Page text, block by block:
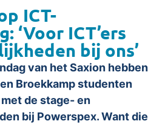
ICT-
‘Voor ICT’ers
bij ons’
van het Saxion hebben
Broekkamp studenten
de stage- en
bij Powerspex. Want die